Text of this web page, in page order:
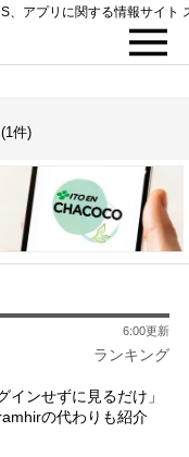
アプリに関する情報サイト
(1件)
ランキング
6:00更新
インせずに見るだけ」
の代わりも紹介